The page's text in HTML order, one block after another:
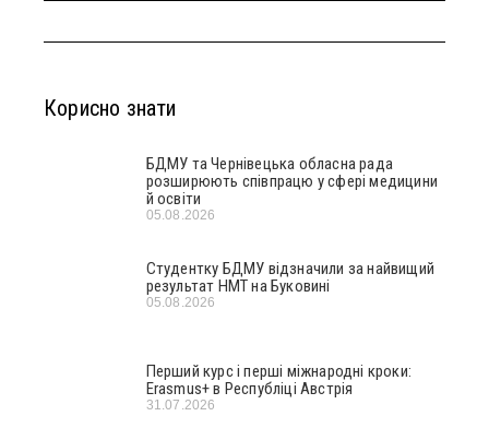
Корисно знати
БДМУ та Чернівецька обласна рада
розширюють співпрацю у сфері медицини
й освіти
05.08.2026
Студентку БДМУ відзначили за найвищий
результат НМТ на Буковині
05.08.2026
Перший курс і перші міжнародні кроки:
Erasmus+ в Республіці Австрія
31.07.2026